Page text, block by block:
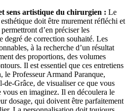
sens artistique du chirurgien : Le
doit être murement réfléchi et
d’en préciser les
degré de correction souhaité. Les
à la recherche d’un résultat
des proportions, des volumes
Il est essentiel que ces entretiens
le Professeur Armand Paranque,
de-Grâce, de visualiser ce que vous
vous en imaginez. Il en découlera le
dosage, qui doivent être parfaitement